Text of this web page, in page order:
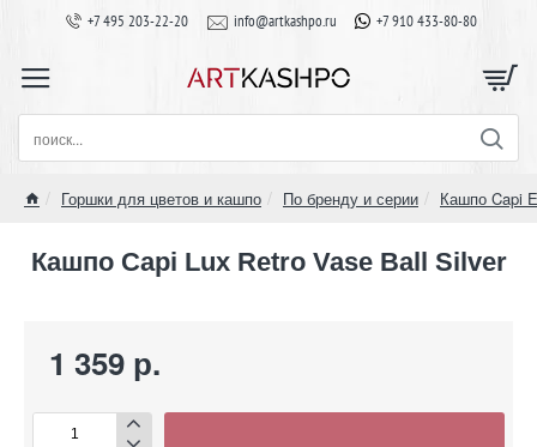
+7 495 203-22-20 info@artkashpo.ru +7 910 433-80-80
поиск...
Горшки для цветов и кашпо По бренду и серии Кашпо Capi
Кашпо Capi Lux Retro Vase Ball Silver
1 359 р.